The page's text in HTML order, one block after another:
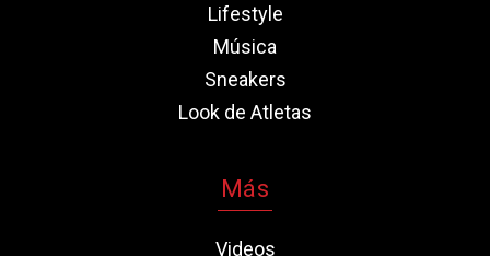
Lifestyle
Música
Sneakers
Look de Atletas
Más
Videos